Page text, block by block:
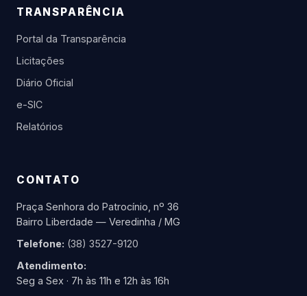
TRANSPARÊNCIA
Portal da Transparência
Licitações
Diário Oficial
e-SIC
Relatórios
CONTATO
Praça Senhora do Patrocínio, nº 36
Bairro Liberdade — Veredinha / MG
Telefone: (38) 3527-9120
Atendimento:
Seg a Sex · 7h às 11h e 12h às 16h